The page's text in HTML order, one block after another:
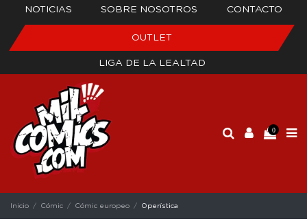
NOTICIAS SOBRE NOSOTROS CONTACTO
OUTLET
LIGA DE LA LEALTAD
0
Inicio Cómic Cómic europeo Operística